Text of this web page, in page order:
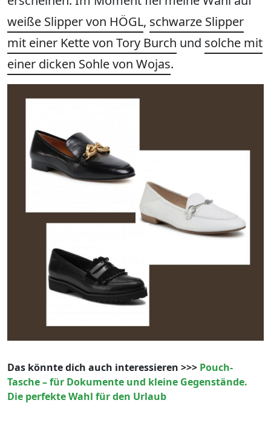
weiße Slipper von HÖGL, schwarze Slipper
mit einer Kette von Tory Burch und solche mit
einer dicken Sohle von Wojas.
Das könnte dich auch interessieren >>> Pouch-
Tasche – für Dokumente und kleine Gegenstände.
Die perfekte Wahl für den Urlaub